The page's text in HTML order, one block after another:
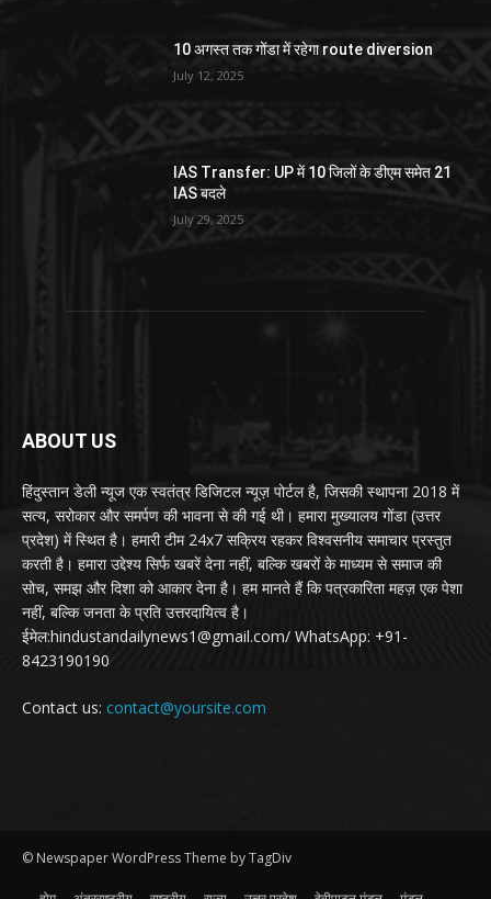
10 अगस्त तक गोंडा में रहेगा route diversion
July 12, 2025
IAS Transfer: UP में 10 जिलों के डीएम समेत 21
IAS बदले
July 29, 2025
ABOUT US
हिंदुस्तान डेली न्यूज एक स्वतंत्र डिजिटल न्यूज़ पोर्टल है, जिसकी स्थापना 2018 में
सत्य, सरोकार और समर्पण की भावना से की गई थी। हमारा मुख्यालय गोंडा (उत्तर
प्रदेश) में स्थित है। हमारी टीम 24x7 सक्रिय रहकर विश्वसनीय समाचार प्रस्तुत
करती है। हमारा उद्देश्य सिर्फ खबरें देना नहीं, बल्कि खबरों के माध्यम से समाज की
सोच, समझ और दिशा को आकार देना है। हम मानते हैं कि पत्रकारिता महज़ एक पेशा
नहीं, बल्कि जनता के प्रति उत्तरदायित्व है।
ईमेल:hindustandailynews1@gmail.com/ WhatsApp: +91-
8423190190
Contact us: contact@yoursite.com
© Newspaper WordPress Theme by TagDiv